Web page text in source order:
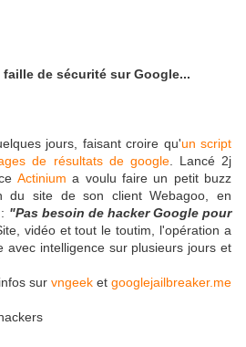
faille de sécurité sur Google...
jours, faisant croire qu'un script
de résultats de google. Lancé 2j
Actinium a voulu faire un petit buzz
du site de son client Webagoo, en
"Pas besoin de hacker Google pour
vidéo et tout le toutim, l'opération a
avec intelligence sur plusieurs jours et
sur vngeek et googlejailbreaker.me